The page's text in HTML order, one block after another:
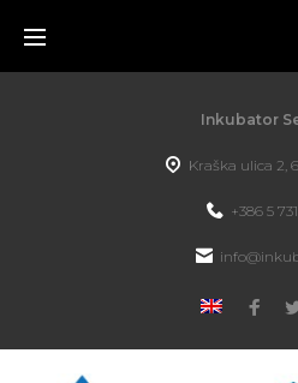
Inkubator
Kraška ulica 2,
+386 5